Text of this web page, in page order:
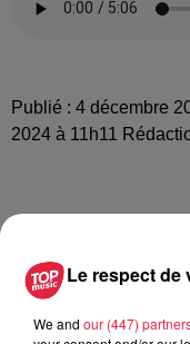
Publié : 4 décembre
2024 à 11h11
A lire aussi
6
À
Le respect de
We and our (447)